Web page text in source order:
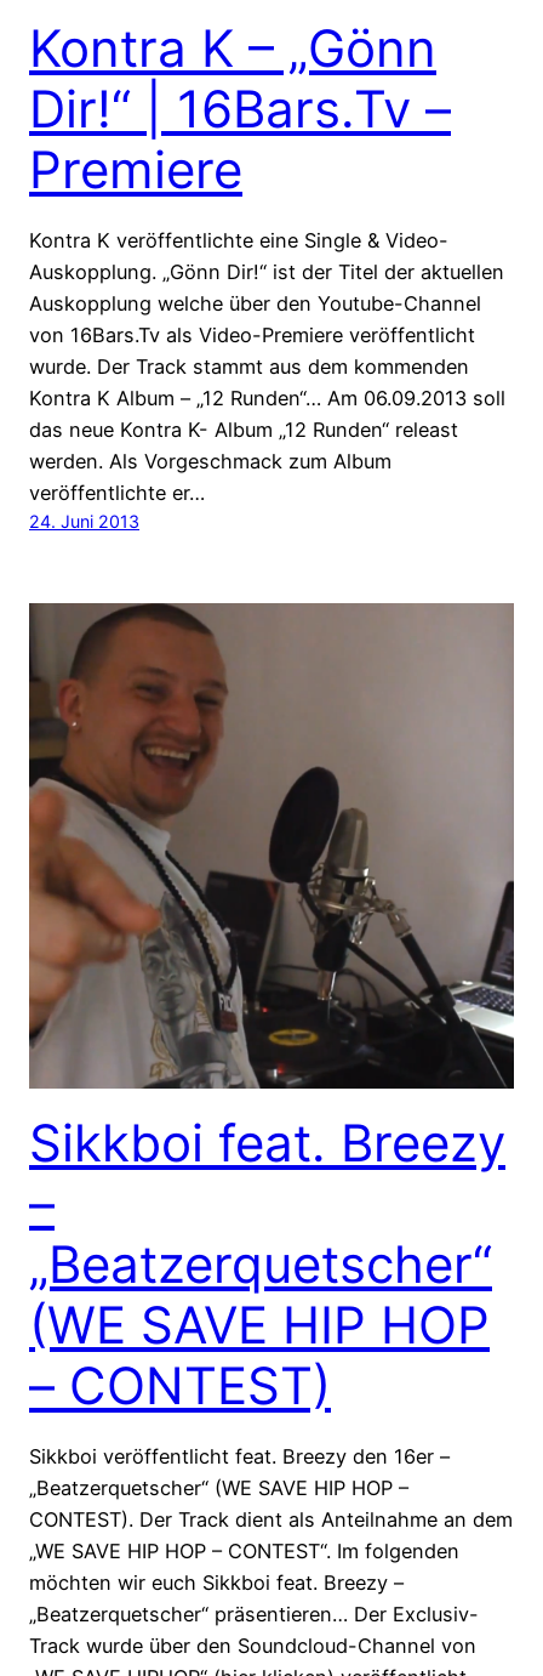
Kontra K – „Gönn
Dir!“ | 16Bars.Tv –
Premiere
Kontra K veröffentlichte eine Single & Video-
Auskopplung. „Gönn Dir!“ ist der Titel der aktuellen
Auskopplung welche über den Youtube-Channel
von 16Bars.Tv als Video-Premiere veröffentlicht
wurde. Der Track stammt aus dem kommenden
Kontra K Album – „12 Runden“… Am 06.09.2013 soll
das neue Kontra K- Album „12 Runden“ releast
werden. Als Vorgeschmack zum Album
veröffentlichte er…
24. Juni 2013
Sikkboi feat. Breezy
–
„Beatzerquetscher“
(WE SAVE HIP HOP
– CONTEST)
Sikkboi veröffentlicht feat. Breezy den 16er –
„Beatzerquetscher“ (WE SAVE HIP HOP –
CONTEST). Der Track dient als Anteilnahme an dem
„WE SAVE HIP HOP – CONTEST“. Im folgenden
möchten wir euch Sikkboi feat. Breezy –
„Beatzerquetscher“ präsentieren… Der Exclusiv-
Track wurde über den Soundcloud-Channel von